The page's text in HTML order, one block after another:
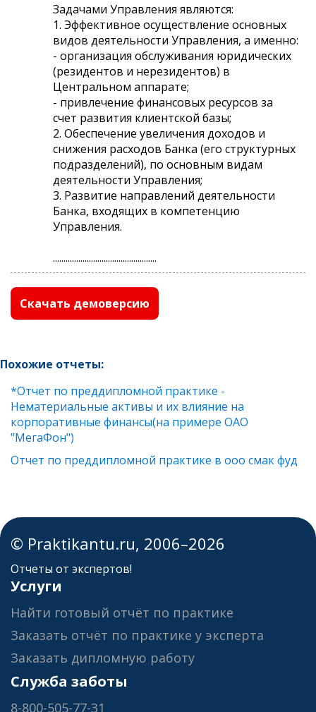
Задачами Управления являются:
1. Эффективное осуществление основных
видов деятельности Управления, а именно:
- организация обслуживания юридических
(резидентов и нерезидентов) в
Центральном аппарате;
- привлечение финансовых ресурсов за
счет развития клиентской базы;
2. Обеспечение увеличения доходов и
снижения расходов Банка (его структурных
подразделений), по основным видам
деятельности Управления;
3. Развитие направлений деятельности
Банка, входящих в компетенцию
Управления.
.................................................
Скачать демоверсию
Похожие отчеты:
*Отчет по преддипломной практике -
Нематериальные активы и их влияние на
корпоративные финансы(на примере ОАО
"МегаФон")
Отчет по преддипломной практике в ооо смак фуд
© Praktikantu.ru, 2006–2026
Отчеты от экспертов!
Услуги
Найти готовый отчёт по практике
Заказать отчёт по практике у эксперта
Заказать дипломную работу
Служба заботы
8-800-505-77-31